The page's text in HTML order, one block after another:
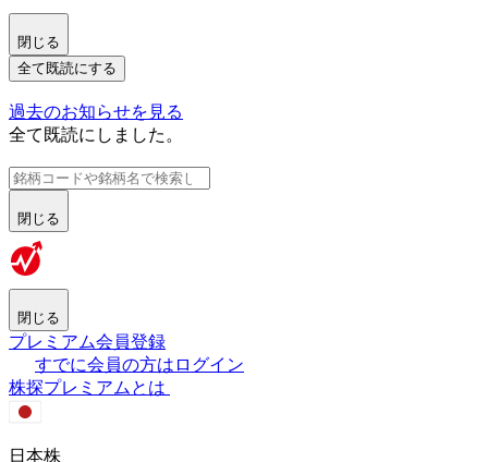
閉じる
全て既読にする
過去のお知らせを見る
全て既読にしました。
閉じる
閉じる
プレミアム会員登録
すでに会員の方はログイン
株探プレミアムとは
日本株